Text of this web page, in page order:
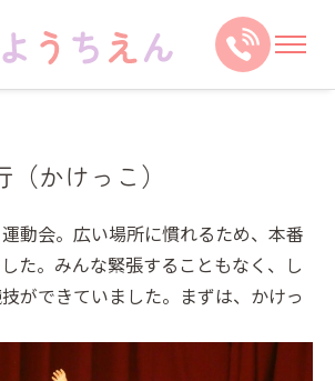
かけっこ）
動会。広い場所に慣れるため、本番
た。みんな緊張することもなく、し
ができていました。まずは、かけっ